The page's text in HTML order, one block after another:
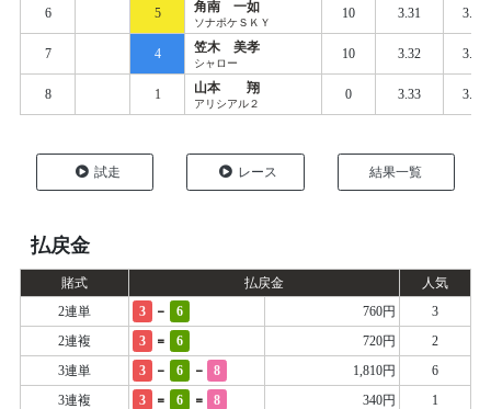
6 5 角南 一如
ソナポケＳＫＹ
10 3.31 3.386
7 4 笠木 美孝
シャロー
10 3.32 3.395
8 1 山本 翔
アリシアル２
0 3.33 3.423
試走 レース 結果一覧
払戻金
賭式 払戻金
人気
2連単
3 - 6 760円
3
2連複
3 = 6 720円
2
3連単
3 - 6 - 8 1,810円
6
3連複
3 = 6 = 8 340円 1